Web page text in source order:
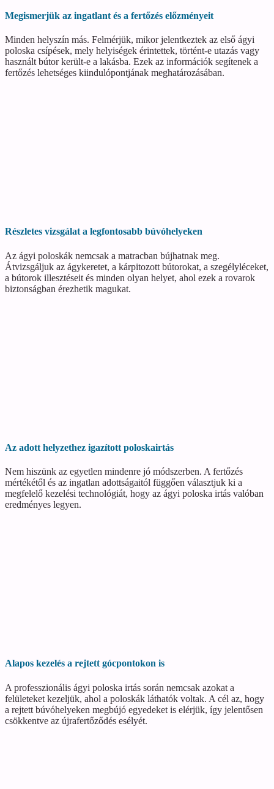
Megismerjük az ingatlant és a fertőzés előzményeit
Minden helyszín más. Felmérjük, mikor jelentkeztek az első ágyi
poloska csípések, mely helyiségek érintettek, történt-e utazás vagy
használt bútor került-e a lakásba. Ezek az információk segítenek a
fertőzés lehetséges kiindulópontjának meghatározásában.
Részletes vizsgálat a legfontosabb búvóhelyeken
Az ágyi poloskák nemcsak a matracban bújhatnak meg.
Átvizsgáljuk az ágykeretet, a kárpitozott bútorokat, a szegélyléceket,
a bútorok illesztéseit és minden olyan helyet, ahol ezek a rovarok
biztonságban érezhetik magukat.
Az adott helyzethez igazított poloskairtás
Nem hiszünk az egyetlen mindenre jó módszerben. A fertőzés
mértékétől és az ingatlan adottságaitól függően választjuk ki a
megfelelő kezelési technológiát, hogy az ágyi poloska irtás valóban
eredményes legyen.
Alapos kezelés a rejtett gócpontokon is
A professzionális ágyi poloska irtás során nemcsak azokat a
felületeket kezeljük, ahol a poloskák láthatók voltak. A cél az, hogy
a rejtett búvóhelyeken megbújó egyedeket is elérjük, így jelentősen
csökkentve az újrafertőződés esélyét.